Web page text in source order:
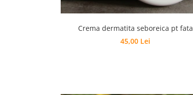
Crema dermatita seboreica pt fata
45,00 Lei